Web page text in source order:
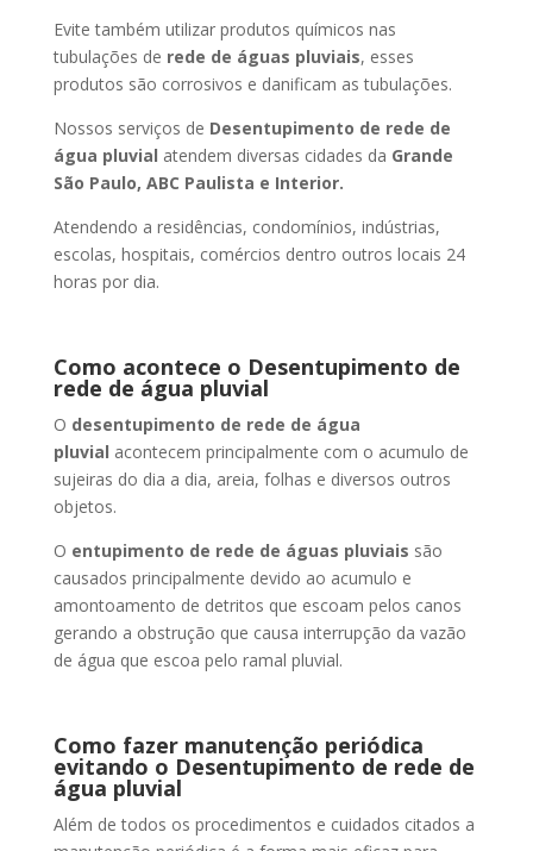
Evite também utilizar produtos químicos nas
tubulações de rede de águas pluviais, esses
produtos são corrosivos e danificam as tubulações.
Nossos serviços de Desentupimento de rede de
água pluvial atendem diversas cidades da Grande
São Paulo, ABC Paulista e Interior.
Atendendo a residências, condomínios, indústrias,
escolas, hospitais, comércios dentro outros locais 24
horas por dia.
Como acontece o Desentupimento de
rede de água pluvial
O desentupimento de rede de água
pluvial acontecem principalmente com o acumulo de
sujeiras do dia a dia, areia, folhas e diversos outros
objetos.
O entupimento de rede de águas pluviais são
causados principalmente devido ao acumulo e
amontoamento de detritos que escoam pelos canos
gerando a obstrução que causa interrupção da vazão
de água que escoa pelo ramal pluvial.
Como fazer manutenção periódica
evitando o Desentupimento de rede de
água pluvial
Além de todos os procedimentos e cuidados citados a